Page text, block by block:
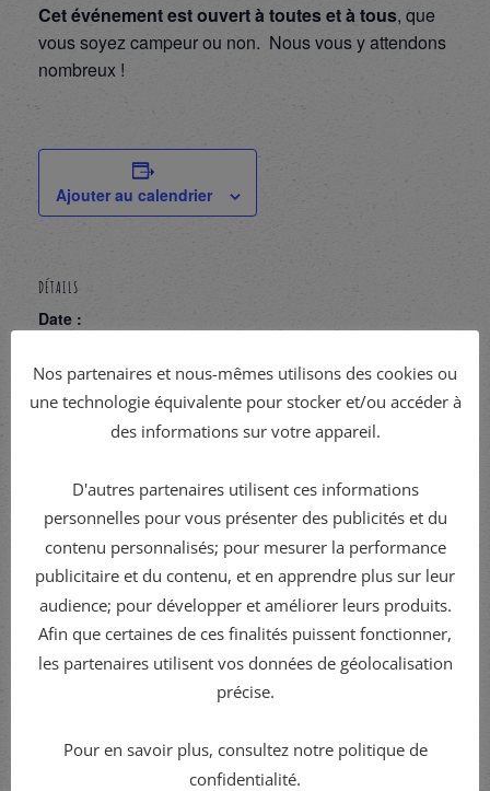
Cet événement est ouvert à toutes et à tous, que
vous soyez campeur ou non. Nous vous y attendons
nombreux !
Ajouter au calendrier
DÉTAILS
Date :
Heure :
19h00 - 22h00
Nos partenaires et nous-mêmes utilisons des cookies ou
une technologie équivalente pour stocker et/ou accéder à
des informations sur votre appareil.
D'autres partenaires utilisent ces informations
personnelles pour vous présenter des publicités et du
contenu personnalisés; pour mesurer la performance
publicitaire et du contenu, et en apprendre plus sur leur
audience; pour développer et améliorer leurs produits.
Afin que certaines de ces finalités puissent fonctionner,
les partenaires utilisent vos données de géolocalisation
précise.
Pour en savoir plus, consultez notre politique de
confidentialité.